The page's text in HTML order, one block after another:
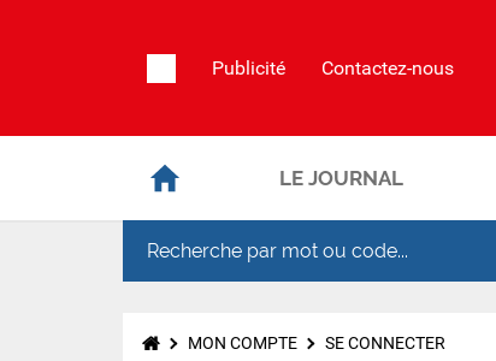
Publicité Contactez-nous
LE JOURNAL
MON COMPTE SE CONNECTER